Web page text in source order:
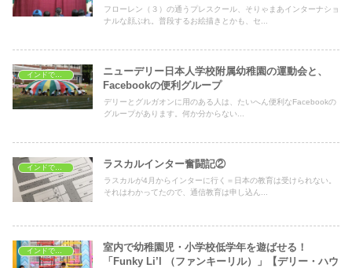
フローレン（３）の通うプレスクール、そりゃまあインターナショ
ナルな顔ぶれ。普段するお絵描きとかも、セ...
インドで子育て
ニューデリー日本人学校附属幼稚園の運動会と、
Facebookの便利グループ
デリーとグルガオンに用のある人は、たいへん便利なFacebookの
グループがあります。何か分からない...
インドで子育て ラスカルインター奮闘記②
ラスカルが4月からインターに行く＝日本の教育は受けられない。
それはわかってたので、通信教育は申し込ん...
室内で幼稚園児・小学校低学年を遊ばせる！
「Funky Li’l （ファンキーリル）」【デリー・ハウ